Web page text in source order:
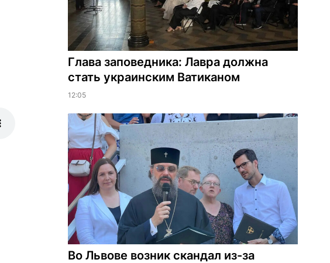
Глава заповедника: Лавра должна
стать украинским Ватиканом
12:05
Во Львове возник скандал из-за